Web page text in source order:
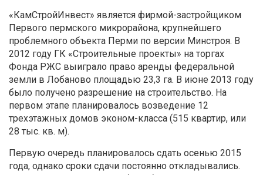
«КамСтройИнвест» является фирмой-застройщиком
Первого пермского микрорайона, крупнейшего
проблемного объекта Перми по версии Минстроя. В
2012 году ГК «Строительные проекты» на торгах
Фонда РЖС выиграло право аренды федеральной
земли в Лобаново площадью 23,3 га. В июне 2013 году
было получено разрешение на строительство. На
первом этапе планировалось возведение 12
трехэтажных домов эконом-класса (515 квартир, или
28 тыс. кв. м).
Первую очередь планировалось сдать осенью 2015
года, однако сроки сдачи постоянно откладывались.